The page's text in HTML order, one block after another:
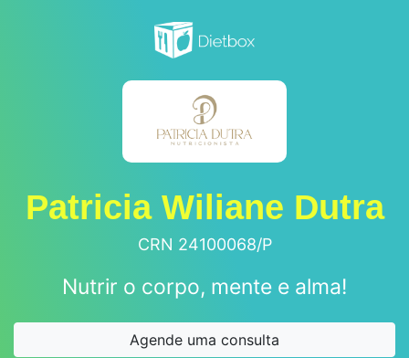
Patricia Wiliane Dutra
CRN 24100068/P
Nutrir o corpo, mente e alma!
Agende uma consulta